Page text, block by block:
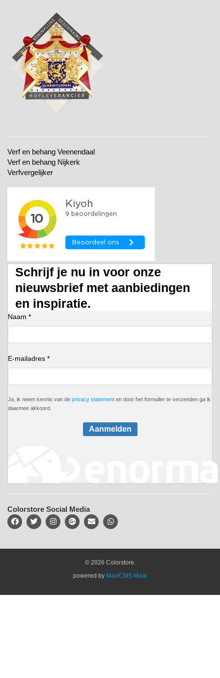
Verf en behang Veenendaal
Verf en behang Nijkerk
Verfvergelijker
Schrijf je nu in voor onze
nieuwsbrief met aanbiedingen
en inspiratie.
Naam *
E-mailadres *
Ja, ik neem kennis van de privacy statement en door het formulier te verzenden ga ik
daarmee akkoord
Aanmelden
Colorstore Social Media
© 2026 Colorstore.
powered by MaxiCMS Maat